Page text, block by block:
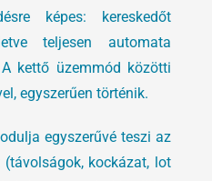
képes: kereskedőt
teljesen automata
kettő üzemmód közötti
egyszerűen történik.
egyszerűvé teszi az
kockázat, lot